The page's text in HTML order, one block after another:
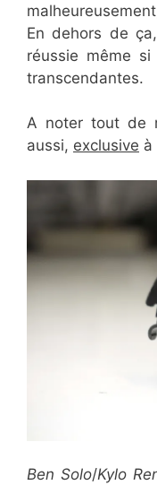
En dehors de
réussie même
transcendantes.
A noter tout de
aussi, exclusive à
Ben Solo/Kylo